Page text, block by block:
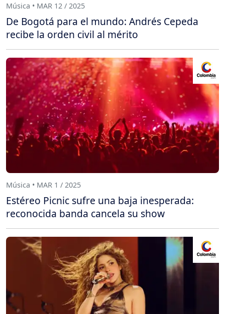
Música • MAR 12 / 2025
De Bogotá para el mundo: Andrés Cepeda
recibe la orden civil al mérito
Música • MAR 1 / 2025
Estéreo Picnic sufre una baja inesperada:
reconocida banda cancela su show